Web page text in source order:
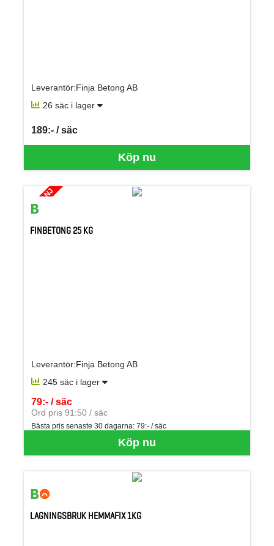
Leverantör:Finja Betong AB
26 säc i lager
Köp nu
189:- / säc
SEK per SÄC
KAMPANJ
FINBETONG 25 KG
Leverantör:Finja Betong AB
245 säc i lager
Köp nu
79:- / säc
SEK per SÄC
Ord pris 91:50 / säc
Bästa pris senaste 30 dagarna: 79:- / säc
LAGNINGSBRUK HEMMAFIX 1KG